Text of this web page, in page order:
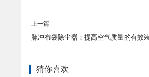
上一篇
脉冲布袋除尘器：提高空气质量的有效
猜你喜欢